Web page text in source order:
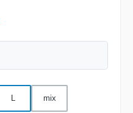
L mix